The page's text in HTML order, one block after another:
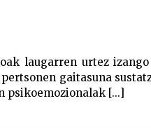
laugarren urtez
gaitasuna
psikoemozionalak [...]